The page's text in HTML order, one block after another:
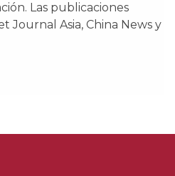
Las publicaciones
Journal Asia, China News y